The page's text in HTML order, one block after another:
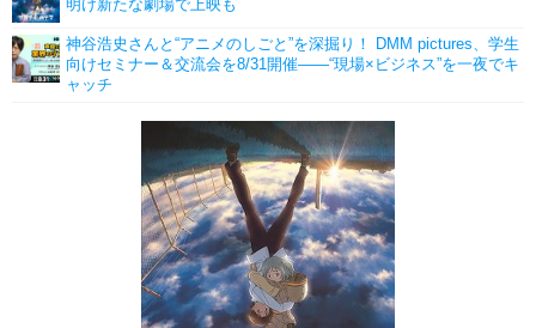
明け新たな劇場で上映も
神谷浩史さんと“アニメのしごと”を深掘り！ DMM pictures、学生
向けセミナー＆交流会を8/31開催――“現場×ビジネス”を一夜でキ
ャッチ